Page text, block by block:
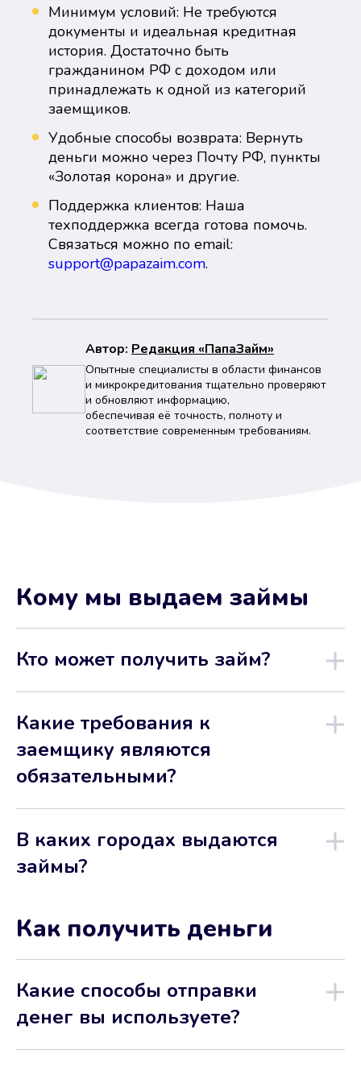
Минимум условий: Не требуются
документы и идеальная кредитная
история. Достаточно быть
гражданином РФ с доходом или
принадлежать к одной из категорий
заемщиков.
Удобные способы возврата: Вернуть
деньги можно через Почту РФ, пункты
«Золотая корона» и другие.
Поддержка клиентов: Наша
техподдержка всегда готова помочь.
Связаться можно по email:
support@papazaim.com.
Автор: Peдaкция «ПапаЗайм»
Опытные специалисты в области финансов
и микрокредитования тщательно проверяют
и обновляют информацию,
обеспечивая её точность, полноту и
соответствие современным требованиям.
Кому мы выдаем займы
Кто может получить займ?
Какие требования к
заемщику являются
обязательными?
В каких городах выдаются
займы?
Как получить деньги
Какие способы отправки
денег вы используете?